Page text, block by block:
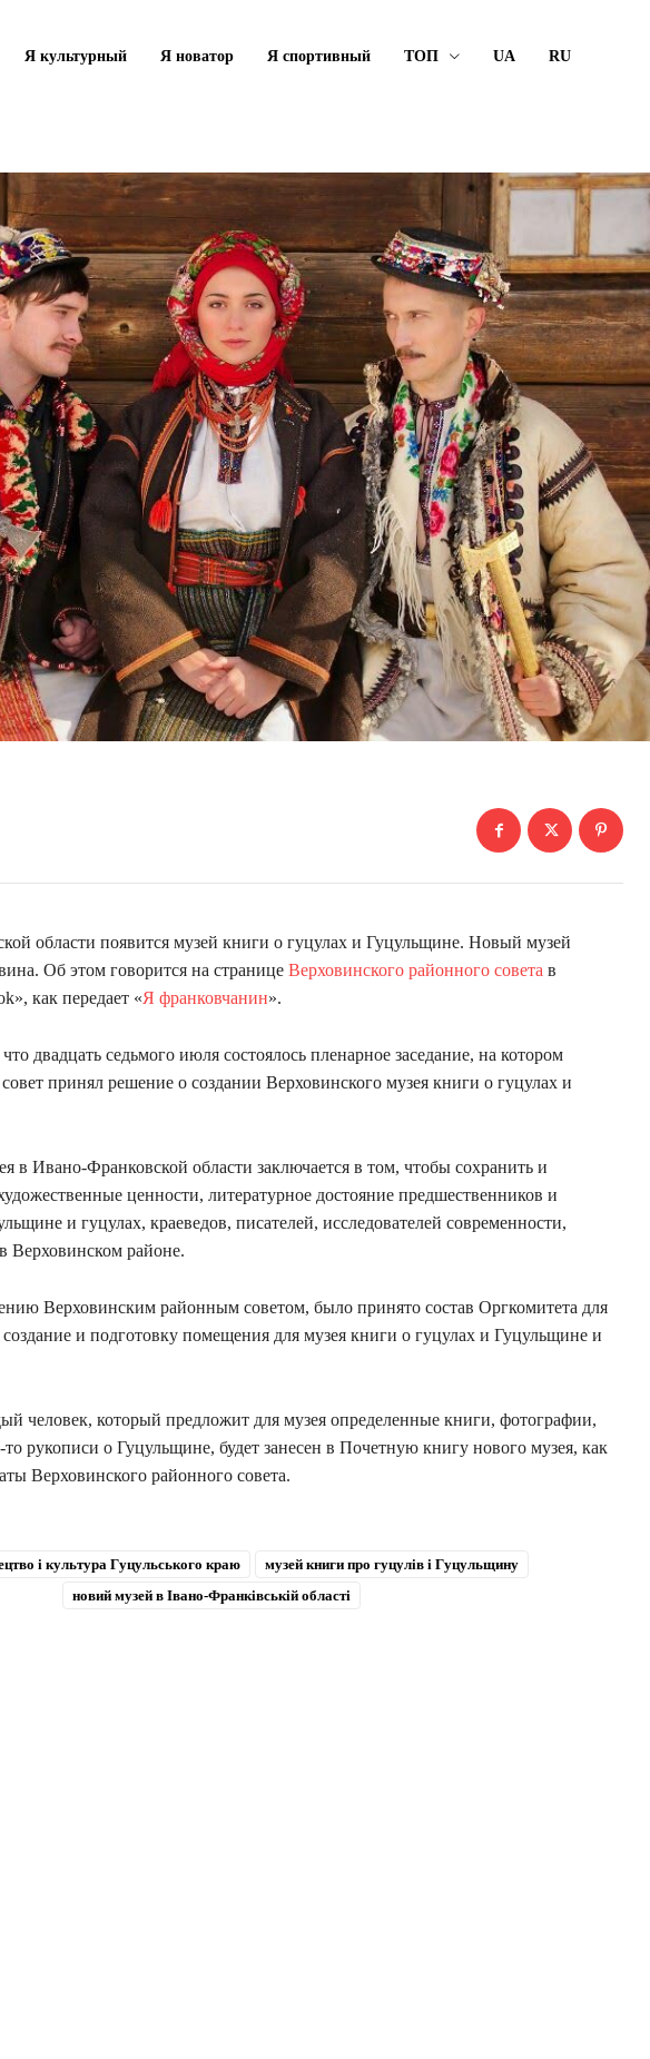
Я культурный Я новатор Я спортивный ТОП UA RU
области появится музей книги о гуцулах и Гуцульщине. Новый музей
Об этом говорится на странице Верховинского районного совета в
как передает «Я франковчанин».
двадцать седьмого июля состоялось пленарное заседание, на котором
принял решение о создании Верховинского музея книги о гуцулах и
в Ивано-Франковской области заключается в том, чтобы сохранить и
ценности, литературное достояние предшественников и
и гуцулах, краеведов, писателей, исследователей современности,
Верховинском районе.
Верховинским районным советом, было принято состав Оргкомитета для
создание и подготовку помещения для музея книги о гуцулах и Гуцульщине и
человек, который предложит для музея определенные книги, фотографии,
рукописи о Гуцульщине, будет занесен в Почетную книгу нового музея, как
Верховинского районного совета.
і культура Гуцульського краю
музей книги про гуцулів і Гуцульщину
новий музей в Івано-Франківській області